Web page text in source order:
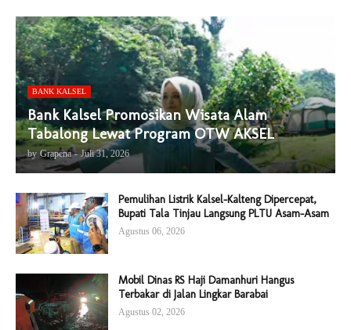
BANK KALSEL
Bank Kalsel Promosikan Wisata Alam
Tabalong Lewat Program OTW AKSEL
by Grapena - Juli 31, 2026
Pemulihan Listrik Kalsel-Kalteng Dipercepat,
Bupati Tala Tinjau Langsung PLTU Asam-Asam
Agustus 06, 2026
Mobil Dinas RS Haji Damanhuri Hangus
Terbakar di Jalan Lingkar Barabai
Agustus 02, 2026